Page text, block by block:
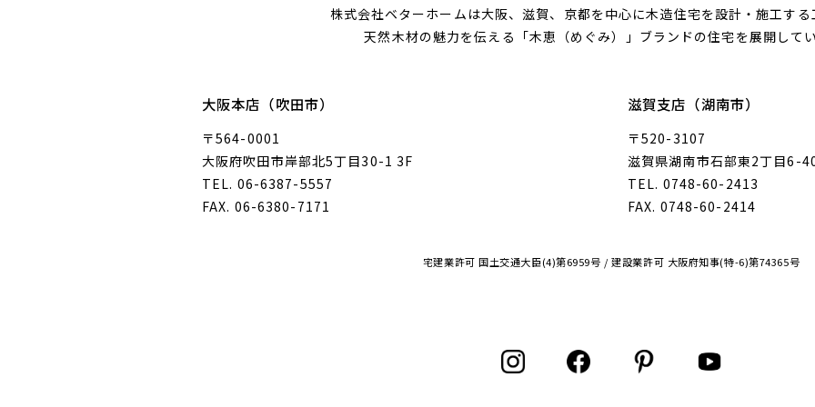
株式会社ベターホームは大阪、滋賀、京都を中心に木造住宅を設計・施工する
天然木材の魅力を伝える「木恵（めぐみ）」ブランドの住宅を展開してい
大阪本店（吹田市）
〒564-0001
大阪府吹田市岸部北5丁目30-1 3F
TEL. 06-6387-5557
FAX. 06-6380-7171
滋賀支店（湖南市）
〒520-3107
滋賀県湖南市石部東2丁目6-
TEL. 0748-60-2413
FAX. 0748-60-2414
宅建業許可 国土交通大臣(4)第6959号 / 建設業許可 大阪府知事(特-6)第74365号